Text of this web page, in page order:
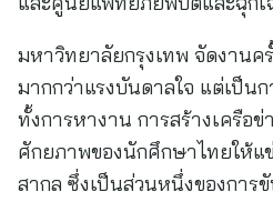
มหาวิทยาลัยกรุงเทพ จัดงานค
มากกว่าแรงบันดาลใจ แต่เป็น
ทั้งการหางาน การสร้างเครือ
ศักยภาพของนักศึกษาไทยให้แ
สากล ซึ่งเป็นส่วนหนึ่งของการ